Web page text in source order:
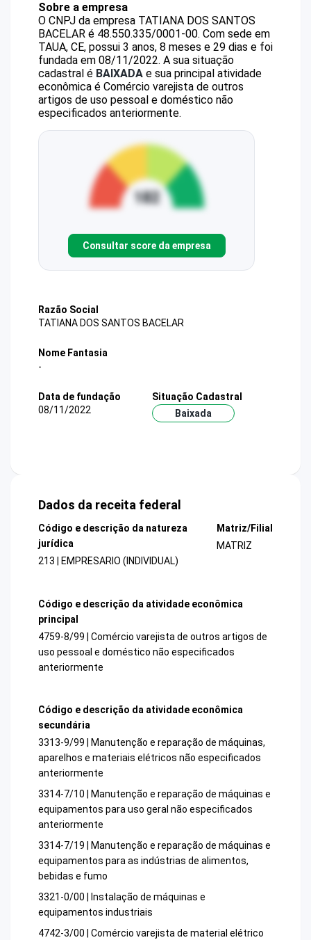
Sobre a empresa
O CNPJ da empresa TATIANA DOS SANTOS
BACELAR é 48.550.335/0001-00. Com sede em
TAUA, CE, possui 3 anos, 8 meses e 29 dias e foi
fundada em 08/11/2022. A sua situação
cadastral é BAIXADA e sua principal atividade
econômica é Comércio varejista de outros
artigos de uso pessoal e doméstico não
especificados anteriormente.
Consultar score da empresa
Razão Social
TATIANA DOS SANTOS BACELAR
Nome Fantasia
-
Data de fundação
08/11/2022
Situação Cadastral
Baixada
Dados da receita federal
Código e descrição da natureza
jurídica
213 | EMPRESARIO (INDIVIDUAL)
Matriz/Filial
MATRIZ
Código e descrição da atividade econômica
principal
4759-8/99 | Comércio varejista de outros artigos de
uso pessoal e doméstico não especificados
anteriormente
Código e descrição da atividade econômica
secundária
3313-9/99 | Manutenção e reparação de máquinas,
aparelhos e materiais elétricos não especificados
anteriormente
3314-7/10 | Manutenção e reparação de máquinas e
equipamentos para uso geral não especificados
anteriormente
3314-7/19 | Manutenção e reparação de máquinas e
equipamentos para as indústrias de alimentos,
bebidas e fumo
3321-0/00 | Instalação de máquinas e
equipamentos industriais
4742-3/00 | Comércio varejista de material elétrico